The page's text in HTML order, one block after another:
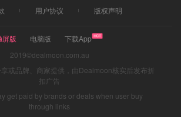
用户协议 版权声明
屏版 电脑版
下载App
2019©dealmoon.com.au
或品牌、商家提供，由Dealmoon核实后发布折
扣广告
get paid by brands or deals when user buy
through links